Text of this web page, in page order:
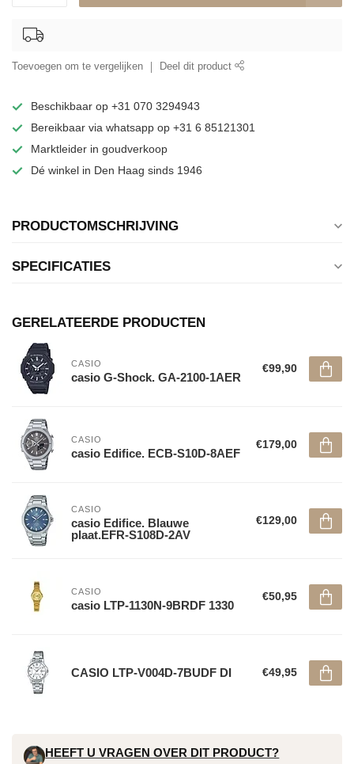
Toevoegen om te vergelijken Deel dit product
Beschikbaar op +31 070 3294943
Bereikbaar via whatsapp op +31 6 85121301
Marktleider in goudverkoop
Dé winkel in Den Haag sinds 1946
PRODUCTOMSCHRIJVING
SPECIFICATIES
GERELATEERDE PRODUCTEN
CASIO
casio G-Shock. GA-2100-1AER
€99,90
CASIO
casio Edifice. ECB-S10D-8AEF
€179,00
CASIO
casio Edifice. Blauwe
plaat.EFR-S108D-2AV
€129,00
CASIO
casio LTP-1130N-9BRDF 1330
€50,95
CASIO LTP-V004D-7BUDF DI €49,95
HEEFT U VRAGEN OVER DIT PRODUCT?